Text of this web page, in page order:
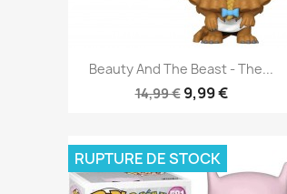
Beauty And The Beast - The...
14,99 € 9,99 €
Aperçu rapide
RUPTURE DE STOCK